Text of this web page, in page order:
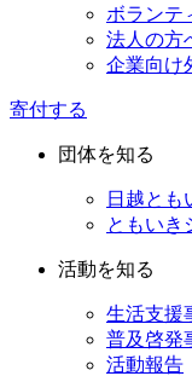
ボランテ
法人の方
企業向け
寄付する
団体を知る
日越とも
ともいき
活動を知る
生活支援
普及啓発
活動報告